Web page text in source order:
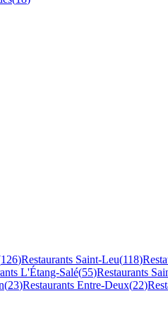
126)Restaurants Saint-Leu(118)
L'Étang-Salé(55)Restaurants
(23)Restaurants Entre-Deux(22)